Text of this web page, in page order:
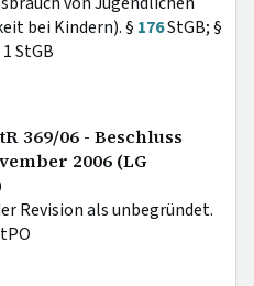
bei Kindern). § 176StGB; §
StGB
369/06 - Beschluss
2006 (LG
Revision als unbegründet.